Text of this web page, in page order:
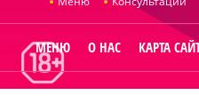
МЕНЮ О НАС КАРТА